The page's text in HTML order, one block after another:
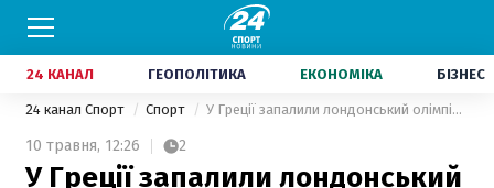
24 КАНАЛ ГЕОПОЛІТИКА ЕКОНОМІКА БІЗНЕС
24 канал Спорт Спорт У Греції запалили лондонський олімпійський вогонь
10 травня, 12:26 2
У Греції запалили лондонський